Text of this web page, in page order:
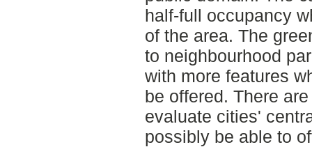
half-full occupancy
of the area. The
to neighbourhood
with more features
be offered. There
evaluate cities'
possibly be able to